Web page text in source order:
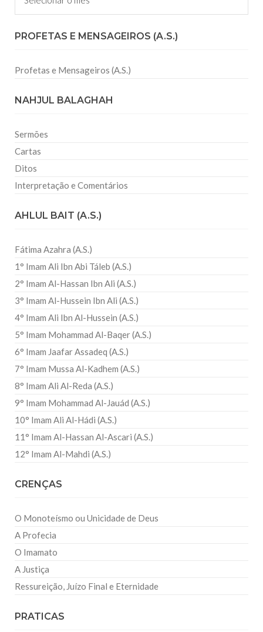
PROFETAS E MENSAGEIROS (A.S.)
Profetas e Mensageiros (A.S.)
NAHJUL BALAGHAH
Sermões
Cartas
Ditos
Interpretação e Comentários
AHLUL BAIT (A.S.)
Fátima Azahra (A.S.)
1° Imam Ali Ibn Abi Táleb (A.S.)
2° Imam Al-Hassan Ibn Ali (A.S.)
3° Imam Al-Hussein Ibn Ali (A.S.)
4° Imam Ali Ibn Al-Hussein (A.S.)
5° Imam Mohammad Al-Baqer (A.S.)
6° Imam Jaafar Assadeq (A.S.)
7° Imam Mussa Al-Kadhem (A.S.)
8° Imam Ali Al-Reda (A.S.)
9° Imam Mohammad Al-Jauád (A.S.)
10° Imam Ali Al-Hádi (A.S.)
11° Imam Al-Hassan Al-Ascari (A.S.)
12° Imam Al-Mahdi (A.S.)
CRENÇAS
O Monoteísmo ou Unicidade de Deus
A Profecia
O Imamato
A Justiça
Ressureição, Juízo Final e Eternidade
PRATICAS